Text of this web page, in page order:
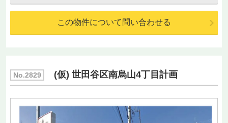
この物件について問い合わせる
No.2829 (仮) 世田谷区南烏山4丁目計画